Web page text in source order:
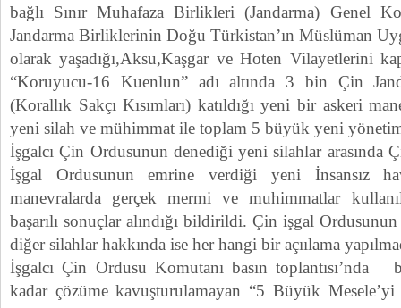
bağlı Sınır Muhafaza Birlikleri (Jandarma) Genel
Jandarma Birliklerinin Doğu Türkistan’ın Müslüman
olarak yaşadığı,Aksu,Kaşgar ve Hoten Vilayetlerini
“Koruyucu-16 Kuenlun” adı altında 3 bin Çin
(Korallık Sakçı Kısımları) katıldığı yeni bir askeri
yeni silah ve mühimmat ile toplam 5 büyük yeni
İşgalcı Çin Ordusunun denediği yeni silahlar arasında
İşgal Ordusunun emrine verdiği yeni İnsansız
manevralarda gerçek mermi ve muhimmatlar
başarılı sonuçlar alındığı bildirildi. Çin işgal
diğer silahlar hakkında ise her hangi bir açıılama
İşgalcı Çin Ordusu Komutanı basın toplantısı’nda
kadar çözüme kavuşturulamayan “5 Büyük